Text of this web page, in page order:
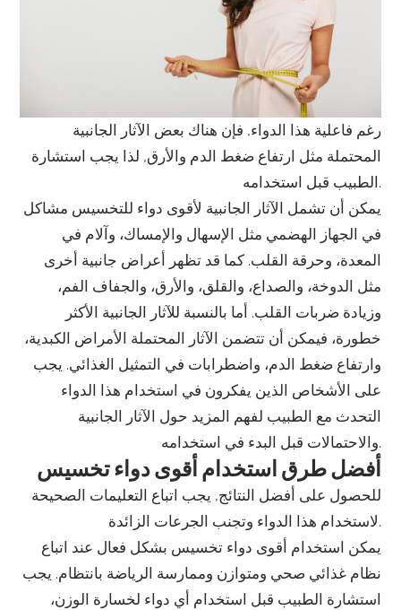
رغم فاعلية هذا الدواء, فإن هناك بعض الآثار الجانبية
المحتملة مثل ارتفاع ضغط الدم والأرق, لذا يجب استشارة
الطبيب قبل استخدامه.
يمكن أن تشمل الآثار الجانبية لأقوى دواء للتخسيس مشاكل
في الجهاز الهضمي مثل الإسهال والإمساك، وآلام في
المعدة، وحرقة القلب. كما قد تظهر أعراض جانبية أخرى
مثل الدوخة، والصداع، والقلق، والأرق، والجفاف الفم،
وزيادة ضربات القلب. أما بالنسبة للآثار الجانبية الأكثر
خطورة، فيمكن أن تتضمن الآثار المحتملة الأمراض الكبدية،
وارتفاع ضغط الدم، واضطرابات في التمثيل الغذائي. يجب
على الأشخاص الذين يفكرون في استخدام هذا الدواء
التحدث مع الطبيب لفهم المزيد حول الآثار الجانبية
والاحتمالات قبل البدء في استخدامه.
أفضل طرق استخدام أقوى دواء تخسيس
للحصول على أفضل النتائج, يجب اتباع التعليمات الصحيحة
لاستخدام هذا الدواء وتجنب الجرعات الزائدة.
يمكن استخدام أقوى دواء تخسيس بشكل فعال عند اتباع
نظام غذائي صحي ومتوازن وممارسة الرياضة بانتظام. يجب
استشارة الطبيب قبل استخدام أي دواء لخسارة الوزن،